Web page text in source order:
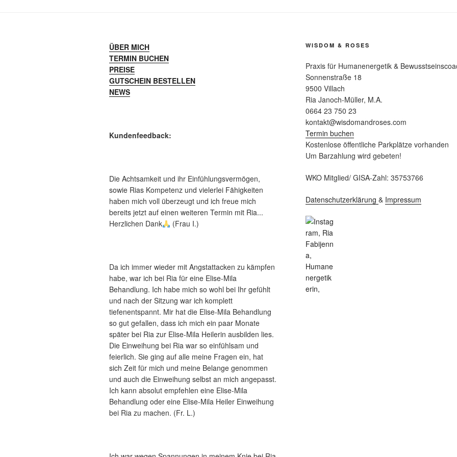
ÜBER MICH
TERMIN BUCHEN
PREISE
GUTSCHEIN BESTELLEN
NEWS
Kundenfeedback:
Die Achtsamkeit und ihr Einfühlungsvermögen,
sowie Rias Kompetenz und vielerlei Fähigkeiten
haben mich voll überzeugt und ich freue mich
bereits jetzt auf einen weiteren Termin mit Ria...
Herzlichen Dank
(Frau I.)
Da ich immer wieder mit Angstattacken zu kämpfen
habe, war ich bei Ria für eine Elise-Mila
Behandlung. Ich habe mich so wohl bei Ihr gefühlt
und nach der Sitzung war ich komplett
tiefenentspannt. Mir hat die Elise-Mila Behandlung
so gut gefallen, dass ich mich ein paar Monate
später bei Ria zur Elise-Mila Heilerin ausbilden lies.
Die Einweihung bei Ria war so einfühlsam und
feierlich. Sie ging auf alle meine Fragen ein, hat
sich Zeit für mich und meine Belange genommen
und auch die Einweihung selbst an mich angepasst.
Ich kann absolut empfehlen eine Elise-Mila
Behandlung oder eine Elise-Mila Heiler Einweihung
bei Ria zu machen. (Fr. L.)
WISDOM & ROSES
Praxis für Humanenergetik &
Sonnenstraße 18
9500 Villach
Ria Janoch-Müller, M.A.
0664 23 750 23
kontakt@wisdomandroses.com
Termin buchen
Kostenlose öffentliche Parkplätze vorhanden
Um Barzahlung wird gebeten!
WKO Mitglied/ GISA-Zahl: 35753766
Datenschutzerklärung & Impressum